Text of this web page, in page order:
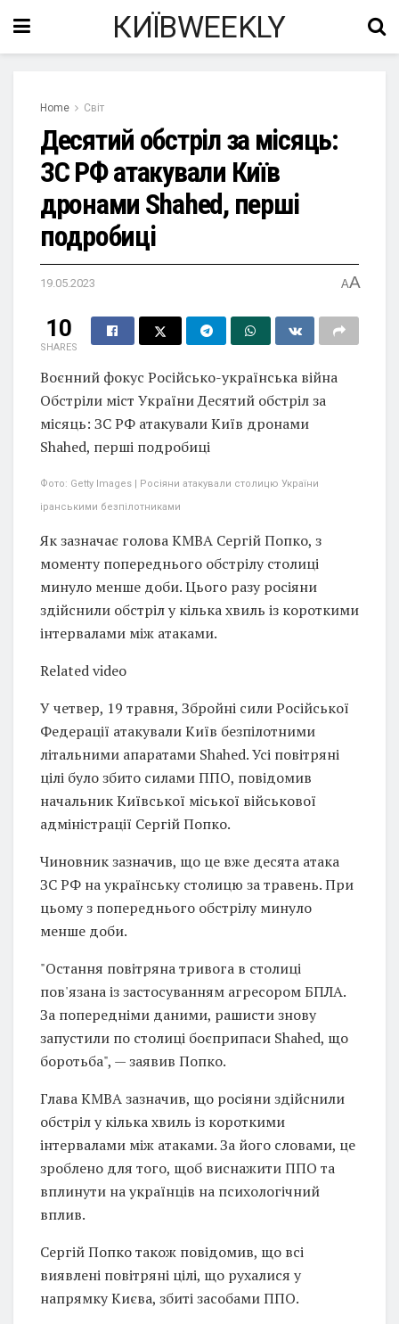
КИЇВWEEKLY
Home Світ
Десятий обстріл за місяць:
ЗС РФ атакували Київ
дронами Shahed, перші
подробиці
19.05.2023 AA
10
SHARES
Воєнний фокус Російсько-українська війна
Обстріли міст України Десятий обстріл за
місяць: ЗС РФ атакували Київ дронами
Shahed, перші подробиці
Фото: Getty Images | Росіяни атакували столицю України
іранськими безпілотниками
Як зазначає голова КМВА Сергій Попко, з
моменту попереднього обстрілу столиці
минуло менше доби. Цього разу росіяни
здійснили обстріл у кілька хвиль із короткими
інтервалами між атаками.
Related video
У четвер, 19 травня, Збройні сили Російської
Федерації атакували Київ безпілотними
літальними апаратами Shahed. Усі повітряні
цілі було збито силами ППО, повідомив
начальник Київської міської військової
адміністрації Сергій Попко.
Чиновник зазначив, що це вже десята атака
ЗС РФ на українську столицю за травень. При
цьому з попереднього обстрілу минуло
менше доби.
"Остання повітряна тривога в столиці
пов'язана із застосуванням агресором БПЛА.
За попередніми даними, рашисти знову
запустили по столиці боєприпаси Shahed, що
боротьба", — заявив Попко.
Глава КМВА зазначив, що росіяни здійснили
обстріл у кілька хвиль із короткими
інтервалами між атаками. За його словами, це
зроблено для того, щоб виснажити ППО та
вплинути на українців на психологічний
вплив.
Сергій Попко також повідомив, що всі
виявлені повітряні цілі, що рухалися у
напрямку Києва, збиті засобами ППО.